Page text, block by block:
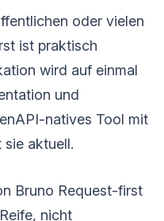
oder vielen
ist praktisch
wird auf einmal
und
natives Tool mit
aktuell.
Bruno Request-first
nicht